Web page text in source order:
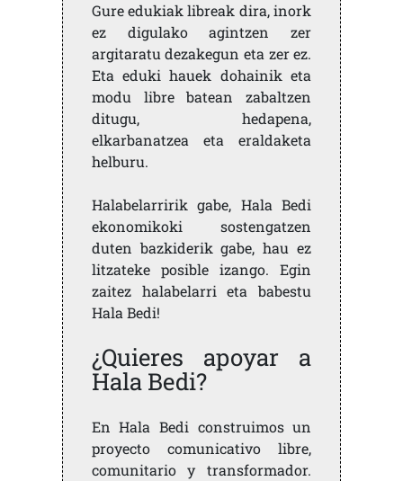
Gure edukiak libreak dira, inork
ez digulako agintzen zer
argitaratu dezakegun eta zer ez.
Eta eduki hauek dohainik eta
modu libre batean zabaltzen
ditugu, hedapena,
elkarbanatzea eta eraldaketa
helburu.
Halabelarririk gabe, Hala Bedi
ekonomikoki sostengatzen
duten bazkiderik gabe, hau ez
litzateke posible izango. Egin
zaitez halabelarri eta babestu
Hala Bedi!
¿Quieres apoyar a
Hala Bedi?
En Hala Bedi construimos un
proyecto comunicativo libre,
comunitario y transformador.